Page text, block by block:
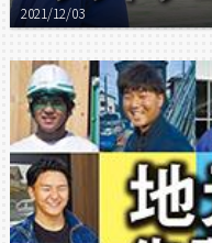
2021/12/03